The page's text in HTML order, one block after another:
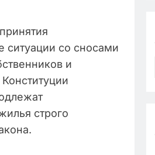
ситуации со сносами
и
строго